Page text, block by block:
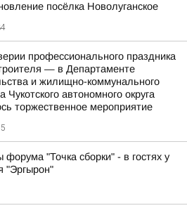
посёлка Новолуганское
профессионального праздника
— в Департаменте
и жилищно-коммунального
Чукотского автономного округа
торжественное мероприятие
форума "Точка сборки" - в гостях у
"Эргырон"